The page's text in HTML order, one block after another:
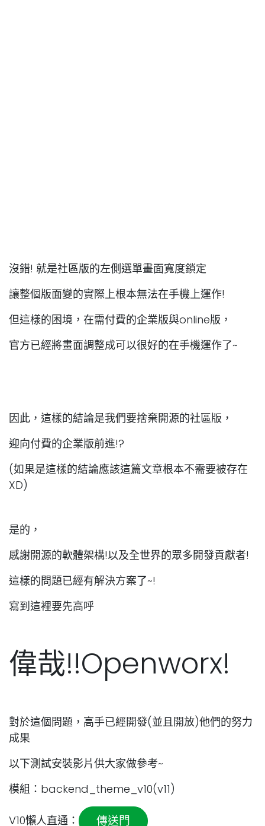
沒錯! 就是社區版的左側選單畫面寬度鎖定
讓整個版面變的實際上根本無法在手機上運作!
但這樣的困境，在需付費的企業版與online版，
官方已經將畫面調整成可以很好的在手機運作了~
因此，這樣的結論是我們要捨棄開源的社區版，
迎向付費的企業版前進!?
(如果是這樣的結論應該這篇文章根本不需要被存在
XD)
是的，
感謝開源的軟體架構!以及全世界的眾多開發貢獻者!
這樣的問題已經有解決方案了~!
寫到這裡要先高呼
偉哉!!Openworx!
對於這個問題，高手已經開發(並且開放)他們的努力
成果
以下測試安裝影片供大家做參考~
模組：backend_theme_v10(v11)
V10懶人直通： 傳送門